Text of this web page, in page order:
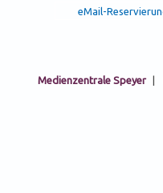
Medienzentrale Speyer |